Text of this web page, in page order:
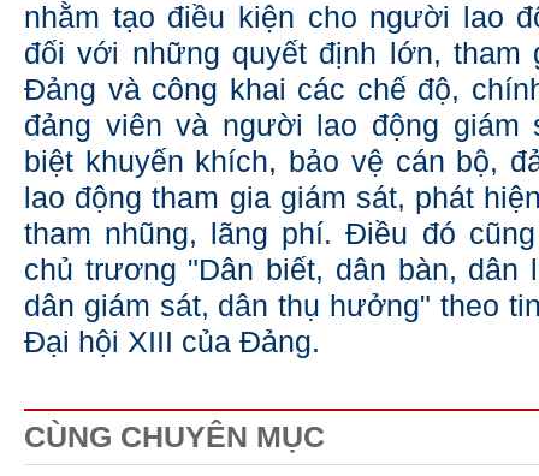
nhằm tạo điều kiện cho người lao
đối với những quyết định lớn, tham
Đảng và công khai các chế độ,
đảng viên và người lao động giám
biệt khuyến khích, bảo vệ cán bộ,
lao động tham gia giám sát, phát
tham nhũng, lãng phí. Điều đó
chủ trương "Dân biết, dân bàn, dân
dân giám sát, dân thụ hưởng" theo
Đại hội XIII của Đảng.
CÙNG CHUYÊN MỤC